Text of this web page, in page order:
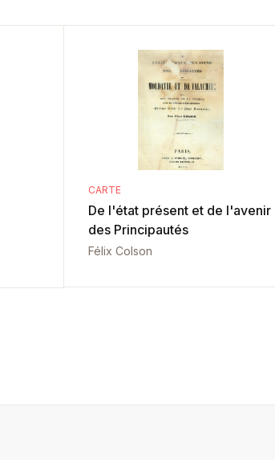
CARTE
De l'état présent et de l'avenir
des Principautés
Félix Colson